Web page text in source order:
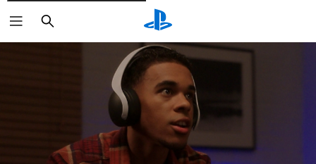
Vyhledat